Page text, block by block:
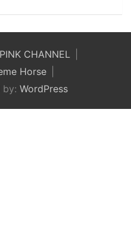
PINK CHANNEL
Horse
by: WordPress